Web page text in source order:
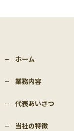
ホーム
業務内容
代表あいさつ
当社の特徴